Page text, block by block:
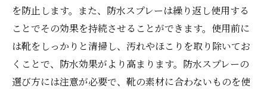
を防止します。また、防水スプレーは繰り返し使用する
ことでその効果を持続させることができます。使用前に
は靴をしっかりと清掃し、汚れやほこりを取り除いてお
くことで、防水効果がより高まります。防水スプレーの
選び方には注意が必要で、靴の素材に合わないものを使